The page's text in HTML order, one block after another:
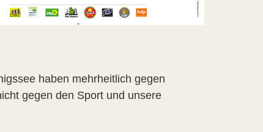
haben mehrheitlich gegen
gegen den Sport und unsere